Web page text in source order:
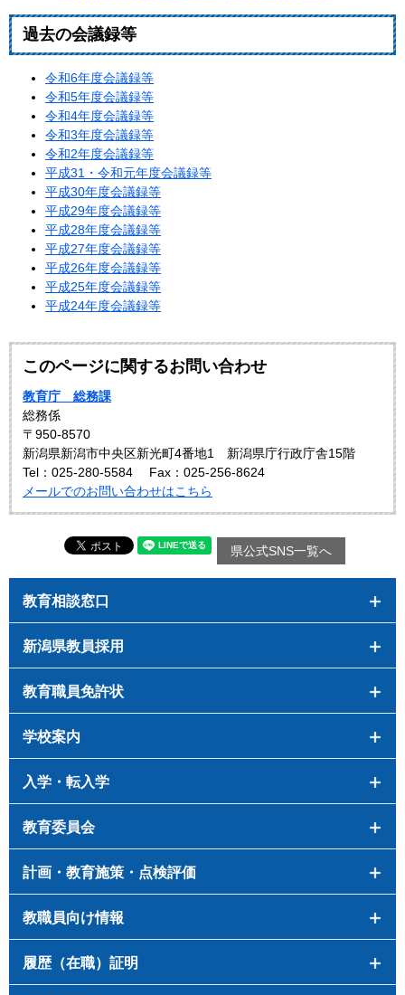
過去の会議録等
令和6年度会議録等
令和5年度会議録等
令和4年度会議録等
令和3年度会議録等
令和2年度会議録等
平成31・令和元年度会議録等
平成30年度会議録等
平成29年度会議録等
平成28年度会議録等
平成27年度会議録等
平成26年度会議録等
平成25年度会議録等
平成24年度会議録等
このページに関するお問い合わせ
教育庁 総務課
総務係
〒950-8570
新潟県新潟市中央区新光町4番地1 新潟県庁行政庁舎15階
Tel：025-280-5584
Fax：025-256-8624
メールでのお問い合わせはこちら
県公式SNS一覧へ
教育相談窓口
新潟県教員採用
教育職員免許状
学校案内
入学・転入学
教育委員会
計画・教育施策・点検評価
教職員向け情報
履歴（在職）証明